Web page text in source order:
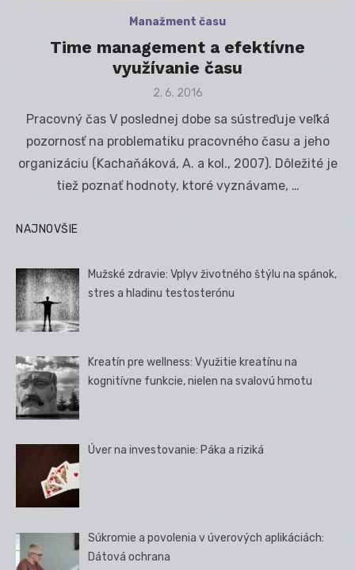
Manažment času
Time management a efektívne
využívanie času
Posted
2. 6. 2016
Pracovný čas V poslednej dobe sa sústreďuje veľká
pozornosť na problematiku pracovného času a jeho
organizáciu (Kachaňáková, A. a kol., 2007). Dôležité je
tiež poznať hodnoty, ktoré vyznávame, …
NAJNOVŠIE
Mužské zdravie: Vplyv životného štýlu na spánok,
stres a hladinu testosterónu
Kreatín pre wellness: Využitie kreatínu na
kognitívne funkcie, nielen na svalovú hmotu
Úver na investovanie: Páka a riziká
Súkromie a povolenia v úverových aplikáciách:
Dátová ochrana